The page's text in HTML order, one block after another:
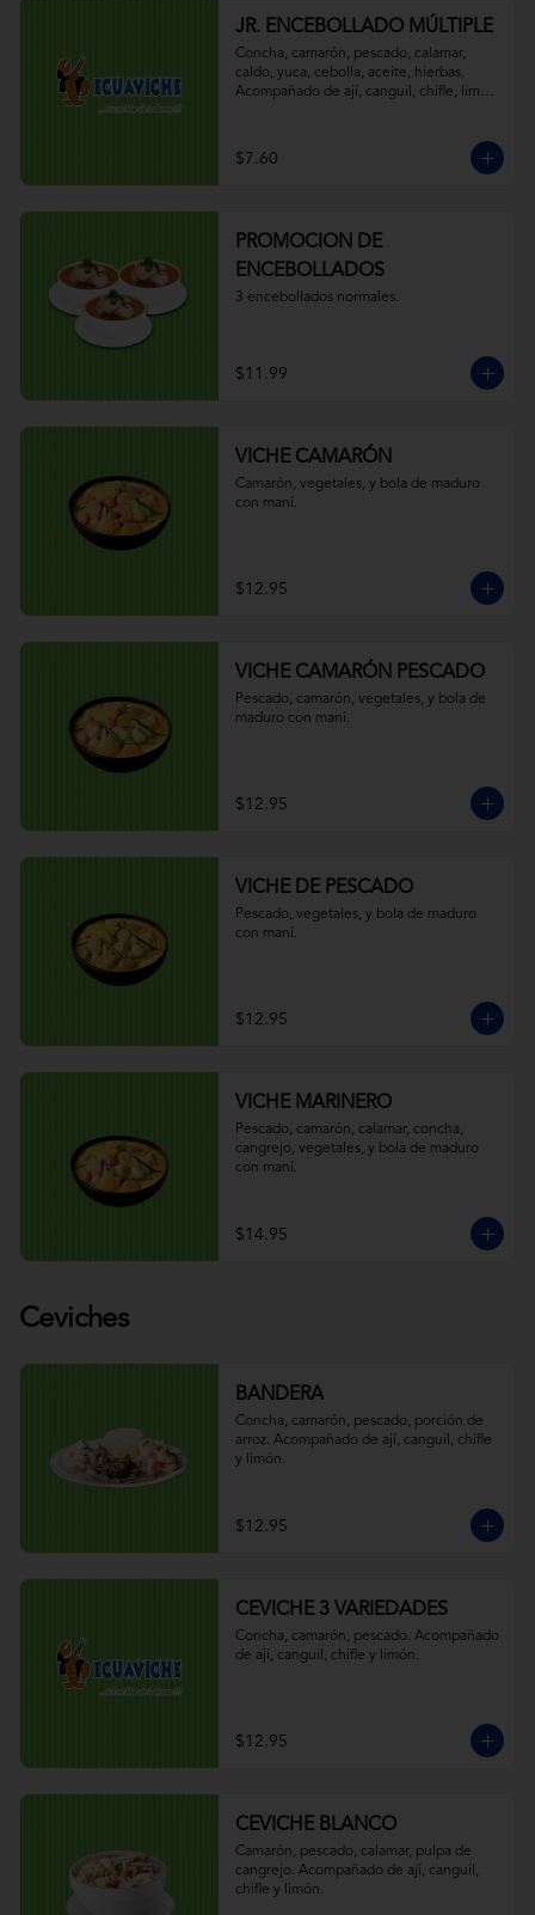
JR. ENCEBOLLADO MÚLTIPLE
Concha, camarón, pescado, calamar,
caldo, yuca, cebolla, aceite, hierbas.
Acompañado de ají, canguil, chifle, limón
$7.60
PROMOCION DE
ENCEBOLLADOS
3 encebollados normales.
$11.99
VICHE CAMARÓN
Camarón, vegetales, y bola de maduro
con maní.
$12.95
VICHE CAMARÓN PESCADO
Pescado, camarón, vegetales, y bola de
maduro con maní.
$12.95
VICHE DE PESCADO
Pescado, vegetales, y bola de maduro
con maní.
$12.95
VICHE MARINERO
Pescado, camarón, calamar, concha,
cangrejo, vegetales, y bola de maduro
con maní.
$14.95
Ceviches
BANDERA
Concha, camarón, pescado, porción de
arroz. Acompañado de ají, canguil, chifle
y limón.
$12.95
CEVICHE 3 VARIEDADES
Concha, camarón, pescado. Acompañado
de ají, canguil, chifle y limón.
$12.95
CEVICHE BLANCO
Camarón, pescado, calamar, pulpa de
cangrejo. Acompañado de ají, canguil,
chifle y limón.